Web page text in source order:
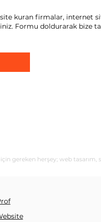
kuran firmalar, internet
Formu doldurarak bize
gereken herşey; web